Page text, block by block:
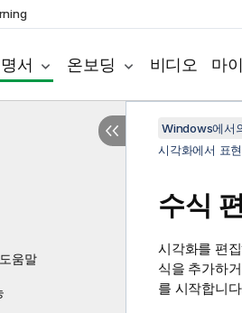
서 온보딩 비디오 마
움말
Windows에서
시각화에서 표
수식
시각화를 편
식을 추가하
를 시작합니